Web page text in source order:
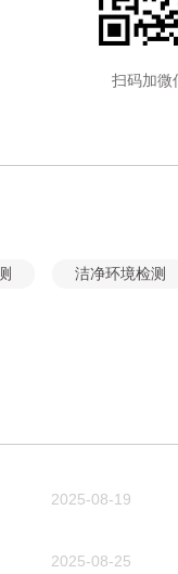
扫码加微
洁净环境检测
2025-08-19
2025-08-25